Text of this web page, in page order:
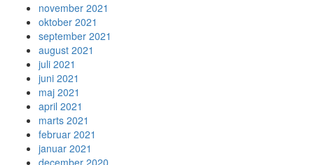
november 2021
oktober 2021
september 2021
august 2021
juli 2021
juni 2021
maj 2021
april 2021
marts 2021
februar 2021
januar 2021
december 2020